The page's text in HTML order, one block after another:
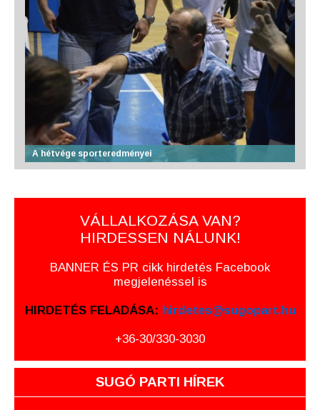
A hétvége sporteredményei
VÁLLALKOZÁSA VAN?
HIRDESSEN NÁLUNK!
BANNER ÉS PR cikk hirdetés Facebook
megjelenéssel is
HIRDETÉS FELADÁSA: hirdetes@sugopart.hu
+36-30/330-3030
SUGÓ PARTI HÍREK